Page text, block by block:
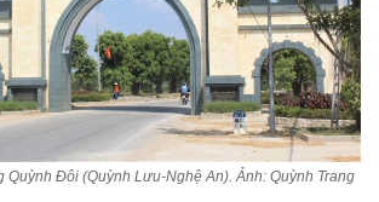
Quỳnh Đôi (Quỳnh Lưu-Nghệ An). Ảnh: Quỳnh Trang